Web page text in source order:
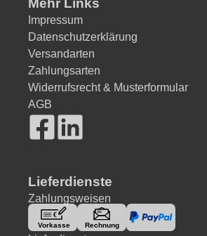
Mehr Links
Impressum
Datenschutzerklärung
Versandarten
Zahlungsarten
Widerrufsrecht & Musterformular
AGB
Lieferdienste
Zahlungsweisen